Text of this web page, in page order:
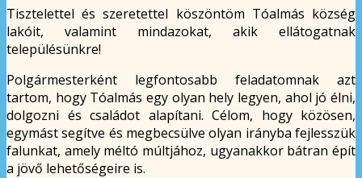
Tisztelettel és szeretettel köszöntöm Tóalmás község
lakóit, valamint mindazokat, akik ellátogatnak
településünkre!
Polgármesterként legfontosabb feladatomnak azt
tartom, hogy Tóalmás egy olyan hely legyen, ahol jó élni,
dolgozni és családot alapítani. Célom, hogy közösen,
egymást segítve és megbecsülve olyan irányba fejlesszük
falunkat, amely méltó múltjához, ugyanakkor bátran épít
a jövő lehetőségeire is.